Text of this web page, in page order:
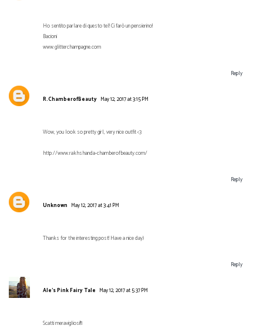
Ho sentito parlare di questo tel! Ci farò un pensierino!
Bacioni
www.glitterchampagne.com
Reply
R.ChamberofBeauty May 12, 2017 at 3:15 PM
Wow, you look so pretty girl, very nice outfit <3
http://www.rakhshanda-chamberofbeauty.com/
Reply
Unknown May 12, 2017 at 3:41 PM
Thanks for the interesting post! Have a nice day)
Reply
Ale's Pink Fairy Tale May 12, 2017 at 5:37 PM
Scatti meravigliosi!!1